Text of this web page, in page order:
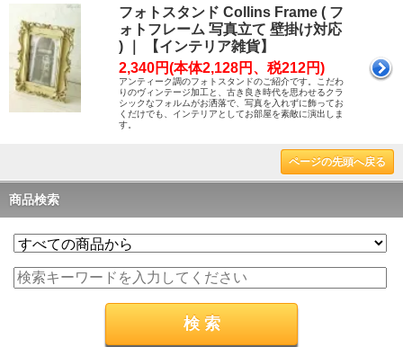
フォトスタンド Collins Frame ( フ
ォトフレーム 写真立て 壁掛け対応
) ｜ 【インテリア雑貨】
2,340円(本体2,128円、税212円)
アンティーク調のフォトスタンドのご紹介です。こだわ
りのヴィンテージ加工と、古き良き時代を思わせるクラ
シックなフォルムがお洒落で、写真を入れずに飾ってお
くだけでも、インテリアとしてお部屋を素敵に演出しま
す。
ページの先頭へ戻る
商品検索